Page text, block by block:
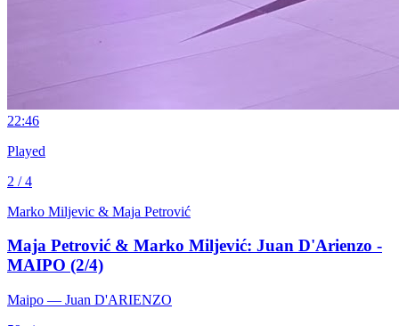
22:46
Played
2 / 4
Marko Miljevic & Maja Petrović
Maja Petrović & Marko Miljević: Juan D'Arienzo -
MAIPO (2/4)
Maipo — Juan D'ARIENZO